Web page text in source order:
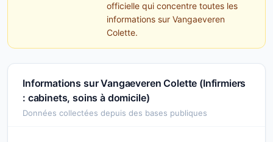
officielle qui concentre toutes les
informations sur Vangaeveren
Colette.
Informations sur Vangaeveren Colette (Infirmiers
: cabinets, soins à domicile)
Données collectées depuis des bases publiques